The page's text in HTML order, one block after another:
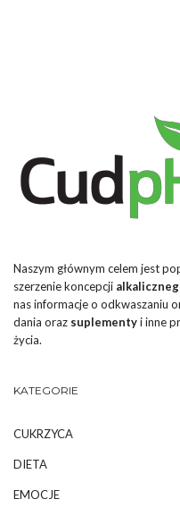
Naszym głównym celem jest
szerzenie koncepcji
nas informacje o odkwaszaniu
dania oraz suplementyi inne
życia.
KATEGORIE
CUKRZYCA
DIETA
EMOCJE